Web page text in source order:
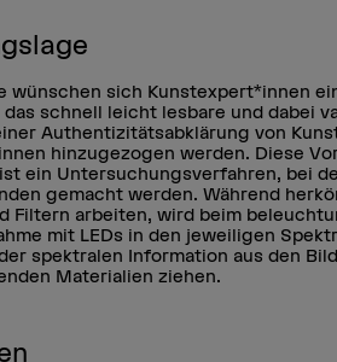
wünschen sich Kunstexpert*innen
schnell leicht lesbare und dabei
Authentizitätsabklärung von
hinzugezogen werden. Diese
ein Untersuchungsverfahren, bei
gemacht werden. Während
Filtern arbeiten, wird beim
mit LEDs in den jeweiligen
spektralen Information aus den
Materialien ziehen.